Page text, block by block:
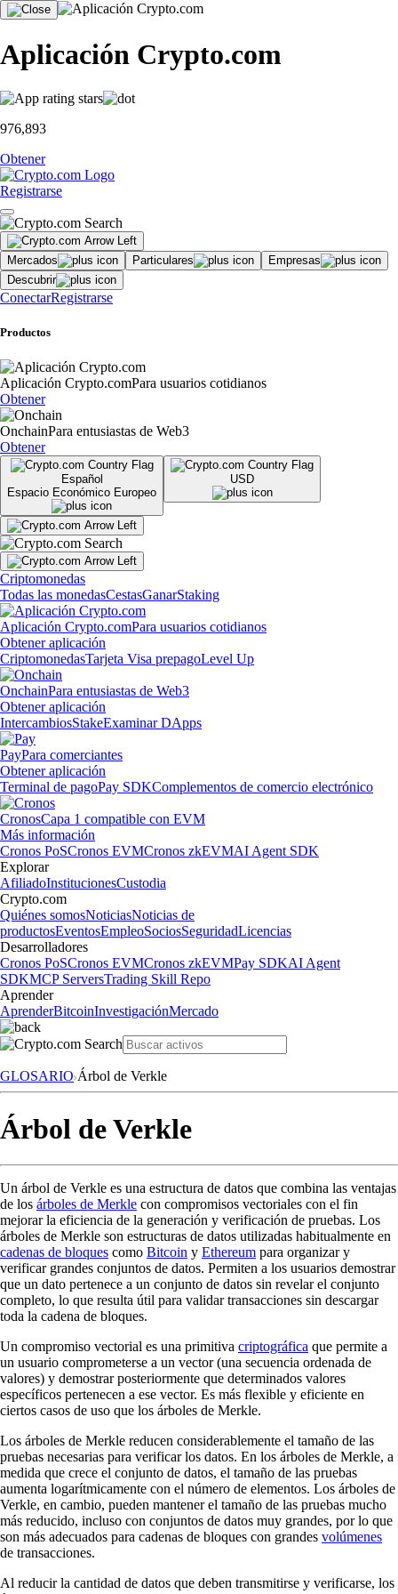
Aplicación Crypto.com
976,893
Obtener
Registrarse
Mercados Particulares
Empresas
Descubrir
ConectarRegistrarse
Productos
Aplicación Crypto.comPara usuarios cotidianos
Obtener
OnchainPara entusiastas de Web3
Obtener
Español
Espacio Económico Europeo
USD
Criptomonedas
Todas las monedasCestasGanarStaking
Aplicación Crypto.comPara usuarios cotidianos
Obtener aplicación
CriptomonedasTarjeta Visa prepagoLevel Up
OnchainPara entusiastas de Web3
Obtener aplicación
IntercambiosStakeExaminar DApps
PayPara comerciantes
Obtener aplicación
Terminal de pagoPay SDKComplementos de comercio electrónico
CronosCapa 1 compatible con EVM
Más información
Cronos PoSCronos EVMCronos zkEVMAI Agent SDK
Explorar
AfiliadoInstitucionesCustodia
Crypto.com
Quiénes somosNoticiasNoticias de
productosEventosEmpleoSociosSeguridadLicencias
Desarrolladores
Cronos PoSCronos EVMCronos zkEVMPay SDKAI Agent
SDKMCP ServersTrading Skill Repo
Aprender
AprenderBitcoinInvestigaciónMercado
GLOSARIO Árbol de Verkle
Árbol de Verkle
Un árbol de Verkle es una estructura de datos que combina las ventajas
de los árboles de Merkle con compromisos vectoriales con el fin
mejorar la eficiencia de la generación y verificación de pruebas. Los
árboles de Merkle son estructuras de datos utilizadas habitualmente en
cadenas de bloques como Bitcoin y Ethereum para organizar y
verificar grandes conjuntos de datos. Permiten a los usuarios demostrar
que un dato pertenece a un conjunto de datos sin revelar el conjunto
completo, lo que resulta útil para validar transacciones sin descargar
toda la cadena de bloques.
Un compromiso vectorial es una primitiva criptográfica que permite a
un usuario comprometerse a un vector (una secuencia ordenada de
valores) y demostrar posteriormente que determinados valores
específicos pertenecen a ese vector. Es más flexible y eficiente en
ciertos casos de uso que los árboles de Merkle.
Los árboles de Merkle reducen considerablemente el tamaño de las
pruebas necesarias para verificar los datos. En los árboles de Merkle, a
medida que crece el conjunto de datos, el tamaño de las pruebas
aumenta logarítmicamente con el número de elementos. Los árboles de
Verkle, en cambio, pueden mantener el tamaño de las pruebas mucho
más reducido, incluso con conjuntos de datos muy grandes, por lo que
son más adecuados para cadenas de bloques con grandes volúmenes
de transacciones.
Al reducir la cantidad de datos que deben transmitirse y verificarse, los